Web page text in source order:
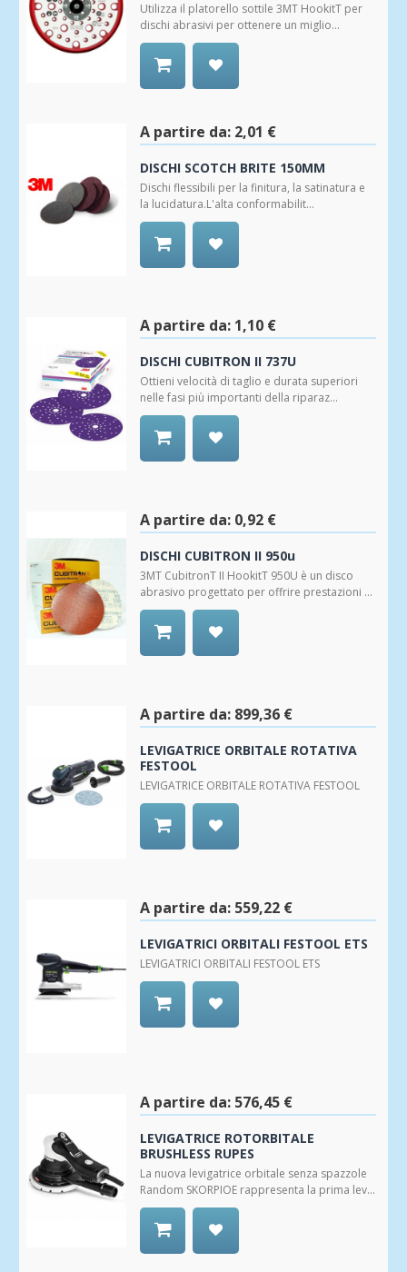
Utilizza il platorello sottile 3MT HookitT per
dischi abrasivi per ottenere un miglio...
Wishlist
A partire da: 2,01 €
DISCHI SCOTCH BRITE 150MM
Dischi flessibili per la finitura, la satinatura e
la lucidatura.L'alta conformabilit...
A partire da: 1,10 €
DISCHI CUBITRON II 737U
Ottieni velocità di taglio e durata superiori
nelle fasi più importanti della riparaz...
A partire da: 0,92 €
DISCHI CUBITRON II 950u
3MT CubitronT II HookitT 950U è un disco
abrasivo progettato per offrire prestazioni ...
A partire da: 899,36 €
LEVIGATRICE ORBITALE ROTATIVA
FESTOOL
LEVIGATRICE ORBITALE ROTATIVA FESTOOL
A partire da: 559,22 €
LEVIGATRICI ORBITALI FESTOOL ETS
LEVIGATRICI ORBITALI FESTOOL ETS
A partire da: 576,45 €
LEVIGATRICE ROTORBITALE
BRUSHLESS RUPES
La nuova levigatrice orbitale senza spazzole
Random SKORPIOE rappresenta la prima lev...